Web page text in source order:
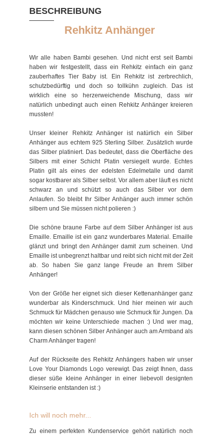
BESCHREIBUNG
Rehkitz Anhänger
Wir alle haben Bambi gesehen. Und nicht erst seit Bambi
haben wir festgestellt, dass ein Rehkitz einfach ein ganz
zauberhaftes Tier Baby ist. Ein Rehkitz ist zerbrechlich,
schutzbedürftig und doch so tollkühn zugleich. Das ist
wirklich eine so herzerweichende Mischung, dass wir
natürlich unbedingt auch einen Rehkitz Anhänger kreieren
mussten!
Unser kleiner Rehkitz Anhänger ist natürlich ein Silber
Anhänger aus echtem 925 Sterling Silber. Zusätzlich wurde
das Silber platiniert. Das bedeutet, dass die Oberfläche des
Silbers mit einer Schicht Platin versiegelt wurde. Echtes
Platin gilt als eines der edelsten Edelmetalle und damit
sogar kostbarer als Silber selbst. Vor allem aber läuft es nicht
schwarz an und schützt so auch das Silber vor dem
Anlaufen. So bleibt Ihr Silber Anhänger auch immer schön
silbern und Sie müssen nicht polieren :)
Die schöne braune Farbe auf dem Silber Anhänger ist aus
Emaille. Emaille ist ein ganz wunderbares Material. Emaille
glänzt und bringt den Anhänger damit zum scheinen. Und
Emaille ist unbegrenzt haltbar und reibt sich nicht mit der Zeit
ab. So haben Sie ganz lange Freude an Ihrem Silber
Anhänger!
Von der Größe her eignet sich dieser Kettenanhänger ganz
wunderbar als Kinderschmuck. Und hier meinen wir auch
Schmuck für Mädchen genauso wie Schmuck für Jungen. Da
möchten wir keine Unterschiede machen :) Und wer mag,
kann diesen schönen Silber Anhänger auch am Armband als
Charm Anhänger tragen!
Auf der Rückseite des Rehkitz Anhängers haben wir unser
Love Your Diamonds Logo verewigt. Das zeigt Ihnen, dass
dieser süße kleine Anhänger in einer liebevoll designten
Kleinserie entstanden ist :)
Ich will noch mehr...
Zu einem perfekten Kundenservice gehört natürlich noch